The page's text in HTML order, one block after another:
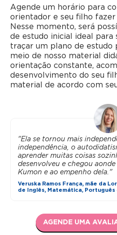
Agende um horário para
orientador e seu filho fazer
Nesse momento, será
de estudo inicial ideal para
traçar um plano de estudo
meio de nosso material
orientação constante,
desenvolvimento do seu
material de acordo com
"Ela se tornou mais
independência, o
aprender muitas coisas
desenvolveu e chegou
Kumon e ao empenho dela."
Veruska Ramos França, mãe da
de Inglês, Matemática, Português
AGENDE UMA